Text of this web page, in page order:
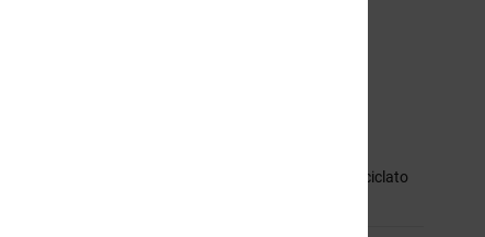
[Tessuto principale] 75% cotone, 25% cotone riciclato